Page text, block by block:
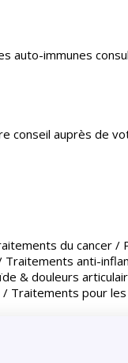
auto-immunes
conseil auprès de
du cancer /
anti-
& douleurs
Traitements pour les